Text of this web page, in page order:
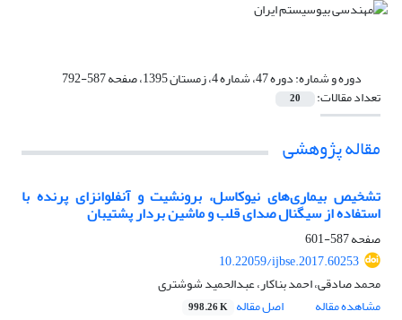
دوره و شماره:دوره 47، شماره 4، زمستان 1395، صفحه 587-792
تعداد مقالات: 20
مقاله پژوهشی
تشخیص بیماری‌های نیوکاسل، برونشیت و آنفلوانزای پرنده با
استفاده از سیگنال صدای قلب و ماشین بردار پشتیبان
صفحه587-601
10.22059/ijbse.2017.60253
محمد صادقی، احمد بناکار، عبدالحمید شوشتری
مشاهده مقاله
اصل مقاله 998.26 K